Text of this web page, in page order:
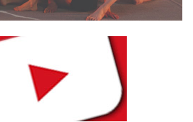
resulta seductor, pero
y menos propio del arte
de la tragedia subsiste aun
actores […]»
sabemos que como el teatro y